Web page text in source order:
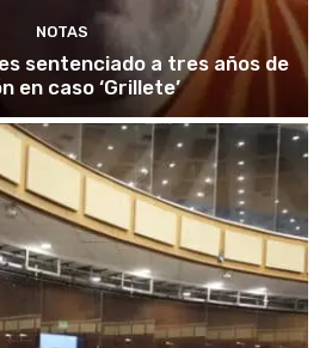
NOTAS
sentenciado a tres años de
en caso ‘Grillete’